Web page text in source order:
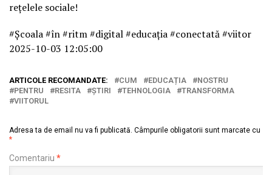
rețelele sociale!
#Școala #în #ritm #digital #educația #conectată #viitor
2025-10-03 12:05:00
ARTICOLE RECOMANDATE: CUM EDUCAȚIA
NOSTRU
PENTRU
RESITA ȘTIRI TEHNOLOGIA
TRANSFORMA
VIITORUL
Adresa ta de email nu va fi publicată. Câmpurile obligatorii sunt marcate cu
*
Comentariu *